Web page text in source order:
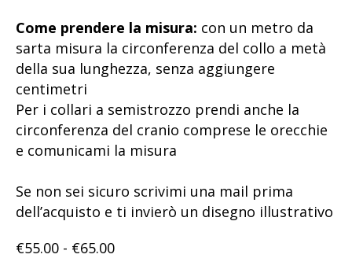
Come prendere la misura: con un metro da
sarta misura la circonferenza del collo a metà
della sua lunghezza, senza aggiungere
centimetri
Per i collari a semistrozzo prendi anche la
circonferenza del cranio comprese le orecchie
e comunicami la misura
Se non sei sicuro scrivimi una mail prima
dell’acquisto e ti invierò un disegno illustrativo
€55.00 - €65.00